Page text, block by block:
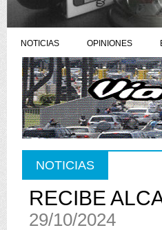
NOTICIAS OPINIONES
NOTICIAS
RECIBE
29/10/2024